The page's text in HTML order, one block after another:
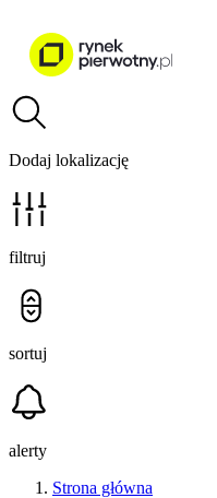
Dodaj lokalizację
filtruj
sortuj
alerty
Strona główna